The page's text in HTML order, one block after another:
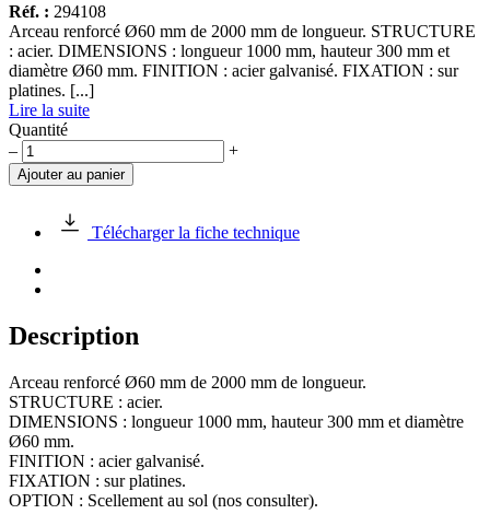
Réf. : 294108
Arceau renforcé Ø60 mm de 2000 mm de longueur. STRUCTURE
: acier. DIMENSIONS : longueur 1000 mm, hauteur 300 mm et
diamètre Ø60 mm. FINITION : acier galvanisé. FIXATION : sur
platines. [...]
Lire la suite
Quantité
quantité
de
Arceau
Ø60
2000
de
longueur
– +
Ajouter au panier
Télécharger la fiche technique
Description
Arceau renforcé Ø60 mm de 2000 mm de longueur.
STRUCTURE : acier.
DIMENSIONS : longueur 1000 mm, hauteur 300 mm et diamètre
Ø60 mm.
FINITION : acier galvanisé.
FIXATION : sur platines.
OPTION : Scellement au sol (nos consulter).